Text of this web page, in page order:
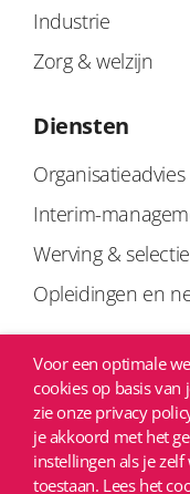
Industrie
Zorg & welzijn
Diensten
Organisatieadvies
Interim-
Werving & selectie
Opleidingen en
Links
Privacyverklaring
Copyright
Algemene
Voor een optimale
cookies op basis van
zie onze privacy
je akkoord met het
instellingen als je
toestaan. Lees het